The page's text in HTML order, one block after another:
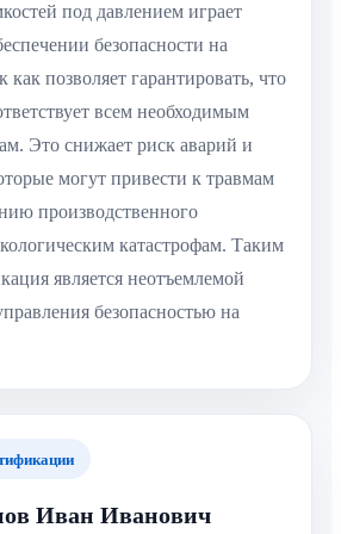
под давлением играет
безопасности на
как позволяет гарантировать, что
всем необходимым
Это снижает риск аварий и
могут привести к травмам
производственного
катастрофам. Таким
является неотъемлемой
безопасностью на
Иван Иванович